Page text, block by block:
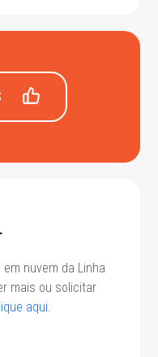
em nuvem da Linha
mais ou solicitar
aqui.